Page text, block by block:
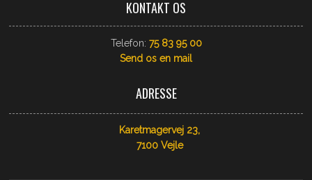
KONTAKT OS
Telefon: 75 83 95 00
Send os​ en mail
ADRESSE
Karetmagervej 23,
​7100 Vejle